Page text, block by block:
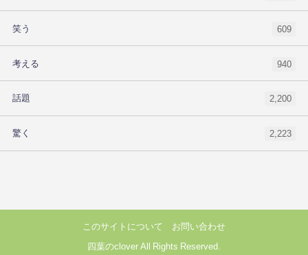
笑う 609
考える 940
話題 2,200
驚く 2,223
このサイトについて お問い合わせ
四葉のclover All Rights Reserved.